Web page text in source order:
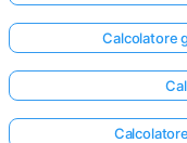
Calcolatore